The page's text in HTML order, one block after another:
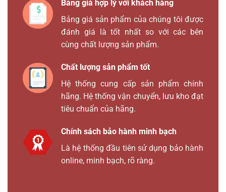
Bảng giá hợp lý với khách hàng
Bảng giá sản phẩm của chúng tôi được
đánh giá là tốt nhất so với các bên
cùng chất lượng sản phẩm.
Chất lượng sản phẩm tốt
Hệ thống cung cấp sản phẩm chính
hãng. Hệ thống vận chuyển, lưu kho đạt
tiêu chuẩn của hãng.
Chính sách bảo hành minh bạch
Là hệ thống đầu tiên sử dụng bảo hành
online, minh bạch, rõ ràng.